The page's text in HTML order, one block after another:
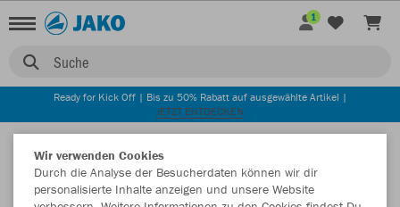
Suche
1
Ready for Kick Off | Bis zu 50% Rabatt auf ausgewählte Artikel |
JETZT ENTDECKEN
KINDER
Wir verwenden Cookies
Durch die Analyse der Besucherdaten können wir dir
personalisierte Inhalte anzeigen und unsere Website